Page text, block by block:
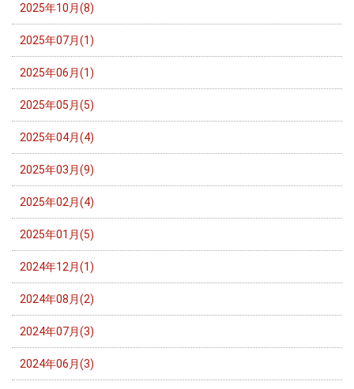
2025年10月(8)
2025年07月(1)
2025年06月(1)
2025年05月(5)
2025年04月(4)
2025年03月(9)
2025年02月(4)
2025年01月(5)
2024年12月(1)
2024年08月(2)
2024年07月(3)
2024年06月(3)